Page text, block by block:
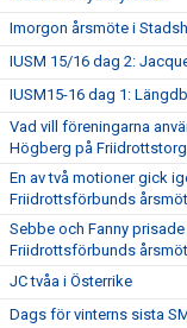
Imorgon årsmöte i
IUSM 15/16 dag 2:
IUSM15-16 dag 1:
Vad vill föreningarna
Högberg på
En av två motioner gick
Friidrottsförbunds
Sebbe och Fanny
Friidrottsförbunds
JC tvåa i Österrike
Dags för vinterns sista